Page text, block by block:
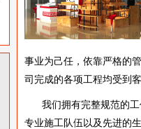
事业为己任，依靠严格的
司完成的各项工程均受到
我们拥有完整规范的
专业施工队伍以及先进的